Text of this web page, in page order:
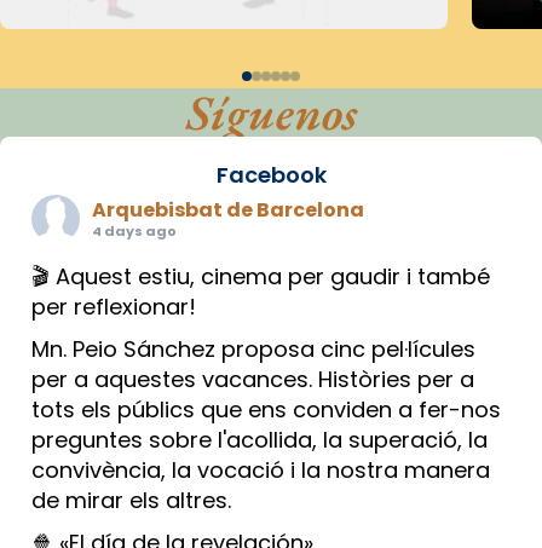
Síguenos
Facebook
Arquebisbat de Barcelona
4 days ago
🎬 Aquest estiu, cinema per gaudir i també
per reflexionar!
Mn. Peio Sánchez proposa cinc pel·lícules
per a aquestes vacances. Històries per a
tots els públics que ens conviden a fer-nos
preguntes sobre l'acollida, la superació, la
convivència, la vocació i la nostra manera
de mirar els altres.